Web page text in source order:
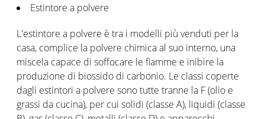
Estintore a polvere
L'estintore a polvere è tra i modelli più venduti per la
casa, complice la polvere chimica al suo interno, una
miscela capace di soffocare le fiamme e inibire la
produzione di biossido di carbonio. Le classi coperte
dagli estintori a polvere sono tutte tranne la F (olio e
grassi da cucina), per cui solidi (classe A), liquidi (classe